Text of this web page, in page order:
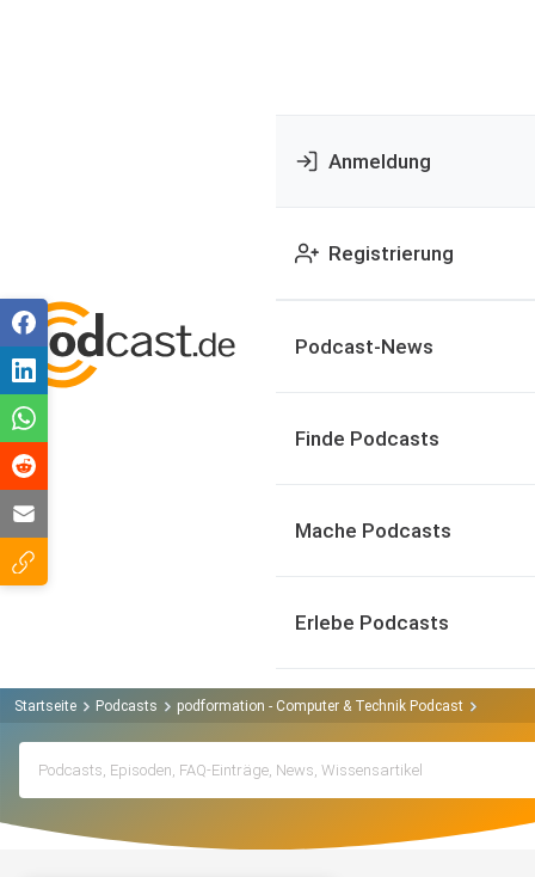
Anmeldung
Registrierung
Podcast-News
Finde Podcasts
Mache Podcasts
Erlebe Podcasts
Startseite Podcasts podformation - Computer & Technik Podcast